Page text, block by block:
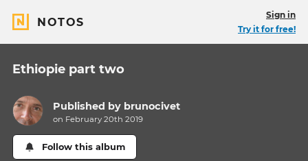
NOTOS
Sign in
Try it for free!
Ethiopie part two
Published by brunocivet
on February 20th 2019
Follow this album